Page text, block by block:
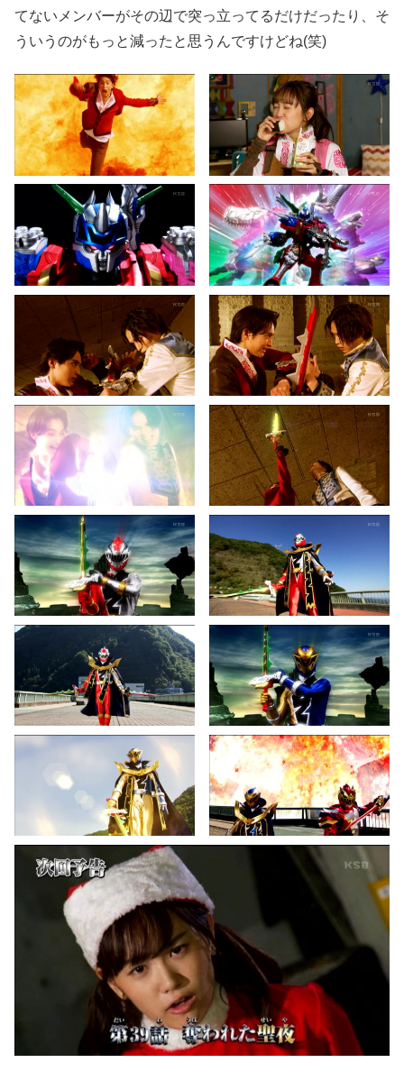
てないメンバーがその辺で突っ立ってるだけだったり、そ
ういうのがもっと減ったと思うんですけどね(笑)